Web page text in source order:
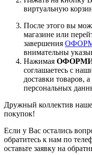
виртуальную
После этого вы
магазине или
завершения
внимательны
Нажимая
соглашаетесь с
доставки товаров,
персональных
Дружный коллектив
покупок!
Если у Вас остались
обратитесь к нам по
оставьте заявку на